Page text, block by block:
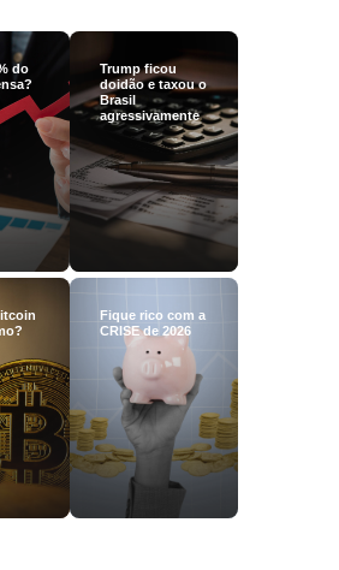
do
Trump ficou
doidão e taxou o
Brasil
agressivamente
Fique rico com a
CRISE de 2026